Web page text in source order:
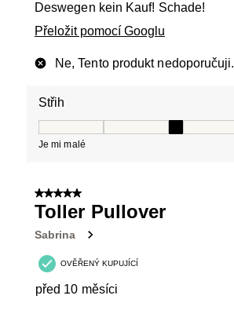
Deswegen kein Kauf! Schade!
Přeložit pomocí Googlu
Ne, Tento produkt nedoporučuji.
Střih
Je mi malé
5 z 5 hvězdiček.
Toller Pullover
Sabrina
OVĚŘENÝ KUPUJÍCÍ
před 10 měsíci